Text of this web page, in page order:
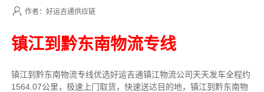
作者：好运吉通供应链
镇江到黔东南物流专线
镇江到黔东南物流专线优选好运吉通镇江物流公司天天发车全程约
1564.07公里， 极速上门取货，快速送达目的地，镇江到黔东南物